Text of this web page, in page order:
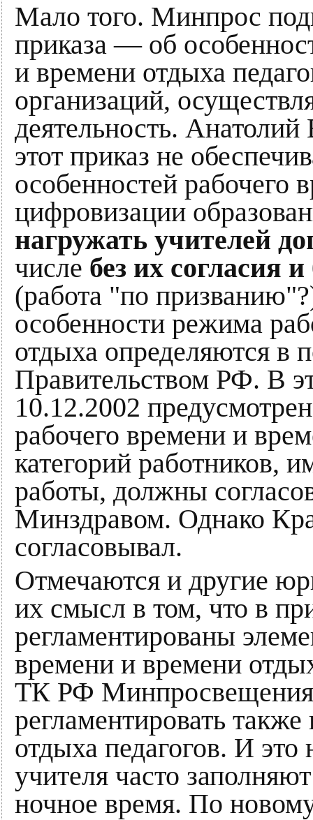
Мало того. Минпрос
приказа — об
и времени отдыха
организаций,
деятельность.
этот приказ не
особенностей рабочего
цифровизации
нагружать учителей
числе без их согласия
(работа "по
особенности режима
отдыха определяются в
Правительством РФ. В
10.12.2002
рабочего времени и
категорий работников,
работы, должны
Минздравом. Однако
согласовывал.
Отмечаются и другие
их смысл в том, что в
регламентированы
времени и времени
ТК РФ
регламентировать
отдыха педагогов. И
учителя часто
ночное время. По